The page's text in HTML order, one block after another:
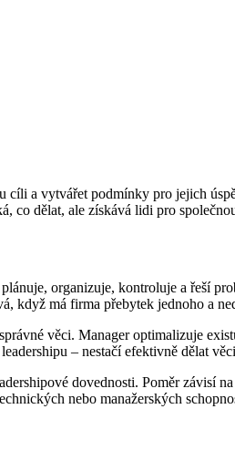
a vytvářet podmínky pro jejich
co dělat, ale získává lidi pro
organizuje, kontroluje a řeší
když má firma přebytek jednoho a
věci. Manager optimalizuje
– nestačí efektivně dělat
dovednosti. Poměr závisí
nebo manažerských